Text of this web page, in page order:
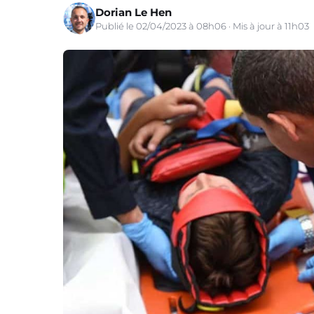
Dorian Le Hen
Publié le 02/04/2023 à 08h06 · Mis à jour à 11h03